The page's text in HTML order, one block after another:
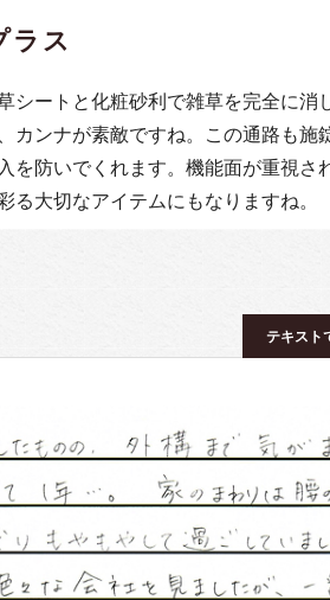
ラス
シートと化粧砂利で雑草を完全に消
カンナが素敵ですね。この通路も施
を防いでくれます。機能面が重視さ
大切なアイテムにもなりますね。
テキスト